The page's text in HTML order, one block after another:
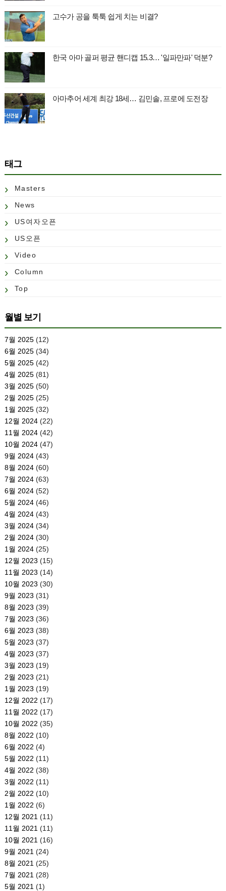
고수가 공을 툭툭 쉽게 치는 비결?
한국 아마 골퍼 평균 핸디캡 15.3… '일파만파' 덕분?
아마추어 세계 최강 18세… 김민솔, 프로에 도전장
태그
Masters
News
US여자오픈
US오픈
Video
Column
Top
월별 보기
7월 2025(12)
6월 2025(34)
5월 2025(42)
4월 2025(81)
3월 2025(50)
2월 2025(25)
1월 2025(32)
12월 2024(22)
11월 2024(42)
10월 2024(47)
9월 2024(43)
8월 2024(60)
7월 2024(63)
6월 2024(52)
5월 2024(46)
4월 2024(43)
3월 2024(34)
2월 2024(30)
1월 2024(25)
12월 2023 (15)
11월 2023 (14)
10월 2023 (30)
9월 2023 (31)
8월 2023 (39)
7월 2023 (36)
6월 2023 (38)
5월 2023 (37)
4월 2023 (37)
3월 2023 (19)
2월 2023 (21)
1월 2023 (19)
12월 2022 (17)
11월 2022 (17)
10월 2022 (35)
8월 2022 (10)
6월 2022 (4)
5월 2022 (11)
4월 2022 (38)
3월 2022 (11)
2월 2022 (10)
1월 2022 (6)
12월 2021 (11)
11월 2021 (11)
10월 2021 (16)
9월 2021 (24)
8월 2021 (25)
7월 2021 (28)
5월 2021 (1)